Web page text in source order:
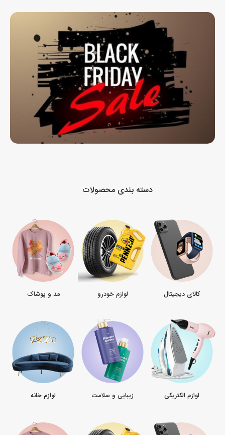
دسته بندی محصولات
کالای دیجیتال لوازم خودرو مد و پوشاک
لوازم الکتریکی زیبایی و سلامت لوازم خانه